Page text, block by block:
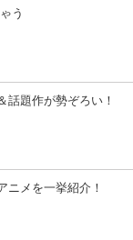
う
話題作が勢ぞろい！
ニメを一挙紹介！